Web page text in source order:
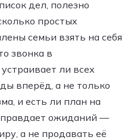
дел, полезно
простых
семьи взять на себя
звонка в
ли всех
вперёд, а не только
и есть ли план на
ожиданий —
а не продавать её